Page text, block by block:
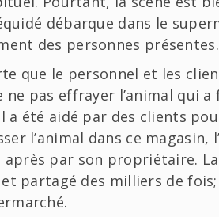
débarque dans le
des personnes présentes.
que le personnel et les
pas effrayer l’animal qui
a été aidé par des clients
l’animal dans ce magasin,
par son propriétaire.
partagé des milliers de